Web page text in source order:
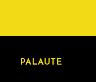
PALAUTE